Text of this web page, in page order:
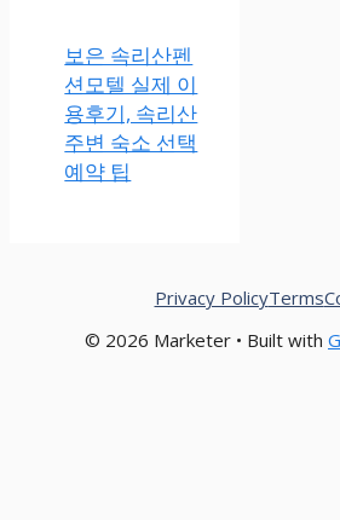
보은 속
리산펜
션모텔
실제 이
용후기,
예약 팁